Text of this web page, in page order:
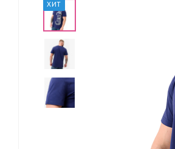
ХИТ